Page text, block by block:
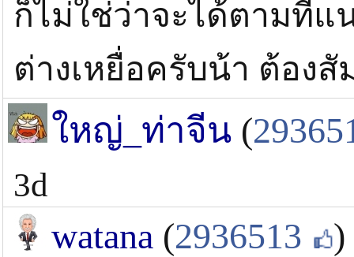
ก็ไม่ใช่ว่าจะได้ตามที่แ
ต่างเหยื่อครับน้า ต้องสั
ใหญ่_ท่าจีน (
3d
watana (2936513 )